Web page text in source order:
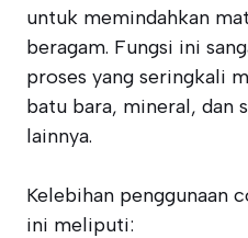
untuk memindahkan
beragam. Fungsi ini
proses yang seringkali
batu bara, mineral, dan
lainnya.
Kelebihan penggunaan
ini meliputi: